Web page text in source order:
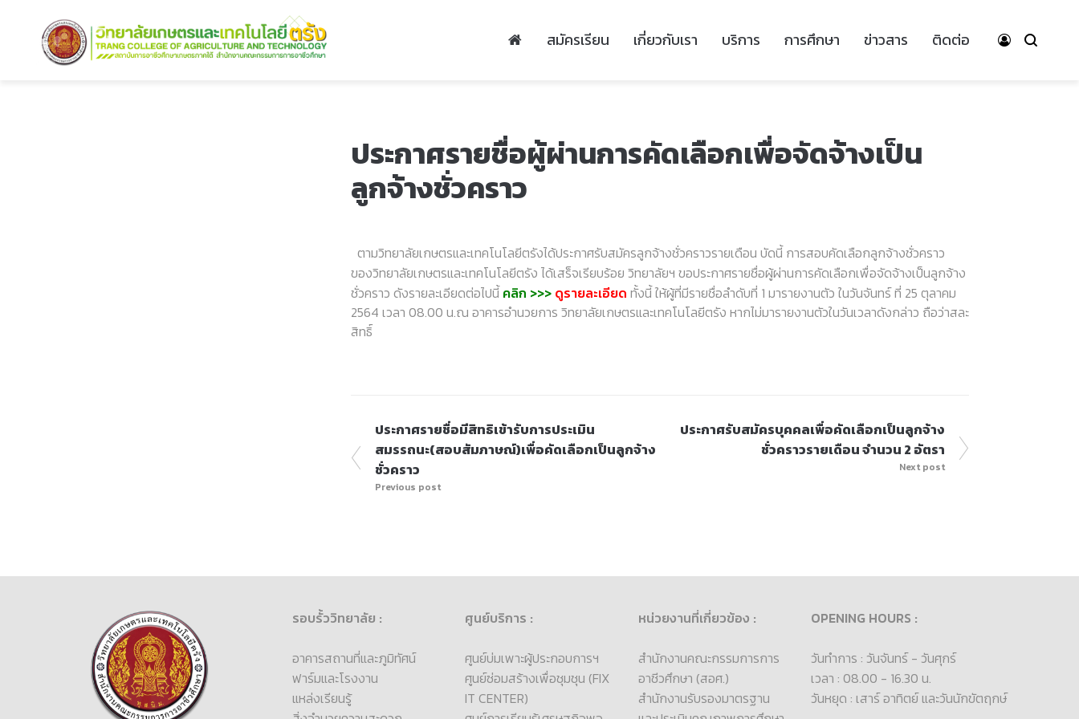
สมัครเรียน เกี่ยวกับเรา บริการ การศึกษา ข่าวสาร ติดต่อ
ประกาศรายชื่อผู้ผ่านการคัดเลือกเพื่อจัดจ้างเป็น
ลูกจ้างชั่วคราว
ตามวิทยาลัยเกษตรและเทคโนโลยีตรังได้ประกาศรับสมัครลูกจ้างชั่วคราวรายเดือน บัดนี้ การสอบคัดเลือกลูกจ้างชั่วคราว
ของวิทยาลัยเกษตรและเทคโนโลยีตรัง ได้เสร็จเรียบร้อย วิทยาลัยฯ ขอประกาศรายชื่อผู้ผ่านการคัดเลือกเพื่อจัดจ้างเป็นลูกจ้าง
ชั่วคราว ดังรายละเอียดต่อไปนี้คลิก >>> ดูรายละเอียด ทั้งนี้ ให้ผู้ที่มีรายชื่อลำดับที่ 1 มารายงานตัว ในวันจันทร์ ที่ 25 ตุลาคม
2564 เวลา 08.00 น.ณ อาคารอำนวยการ วิทยาลัยเกษตรและเทคโนโลยีตรัง หากไม่มารายงานตัวในวันเวลาดังกล่าว ถือว่าสละ
สิทธิ์
ประกาศรายชื่อมีสิทธิเข้ารับการประเมิน
สมรรถนะ(สอบสัมภาษณ์)เพื่อคัดเลือกเป็นลูกจ้าง
ชั่วคราว
Previous post
ประกาศรับสมัครบุคคลเพื่อคัดเลือกเป็นลูกจ้าง
ชั่วคราวรายเดือน จำนวน 2 อัตรา
Next post
รอบรั้ววิทยาลัย :
อาคารสถานที่และภูมิทัศน์
ฟาร์มและโรงงาน
แหล่งเรียนรู้
ศูนย์บริการ :
ศูนย์บ่มเพาะผู้ประกอบการฯ
ศูนย์ซ่อมสร้างเพื่อชุมชุน (FIX
IT CENTER)
หน่วยงานที่เกี่ยวข้อง :
สำนักงานคณะกรรมการการ
อาชีวศึกษา (สอศ.)
สำนักงานรับรองมาตรฐาน
OPENING HOURS :
วันทำการ : วันจันทร์ - วันศุกร์
เวลา : 08.00 - 16.30 น.
วันหยุด : เสาร์ อาทิตย์ และวันนักขัตฤกษ์